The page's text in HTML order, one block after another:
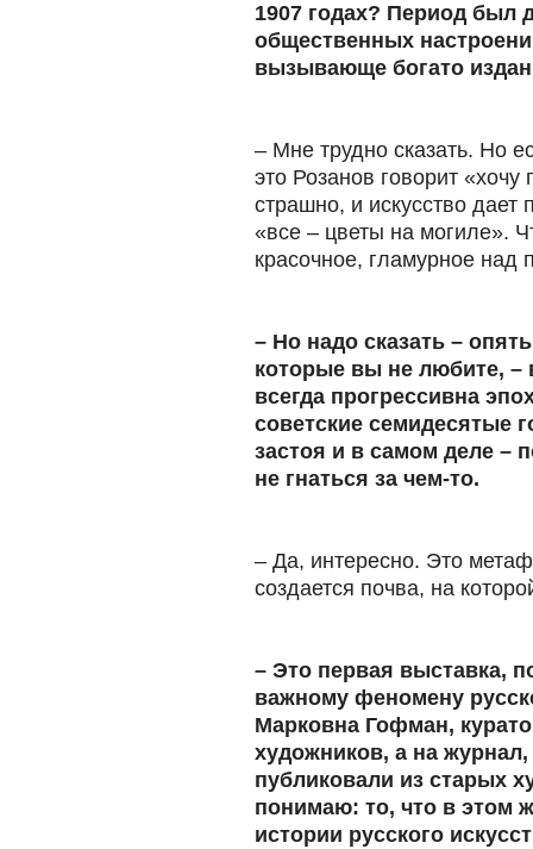
1907 годах? Период
общественных
вызывающе богато
– Мне трудно сказать. Но
это Розанов говорит
страшно, и искусство
«все – цветы на могиле».
красочное, гламурное над
– Но надо сказать –
которые вы не любите, –
всегда прогрессивна
советские семидесятые
застоя и в самом деле –
не гнаться за чем-то.
– Да, интересно. Это
создается почва, на
– Это первая выставка,
важному феномену
Марковна Гофман,
художников, а на журнал,
публиковали из старых
понимаю: то, что в этом
истории русского